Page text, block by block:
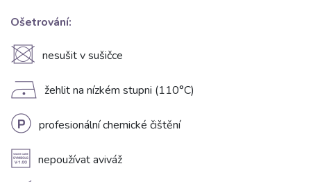
Ošetrování:
U nesušit v sušičce
D žehlit na nízkém stupni (110°C)
L profesionální chemické čištění
A nepoužívat aviváž